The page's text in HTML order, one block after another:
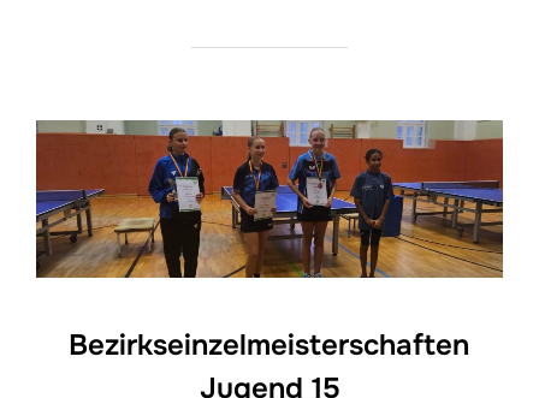
Bezirkseinzelmeisterschaften
Jugend 15